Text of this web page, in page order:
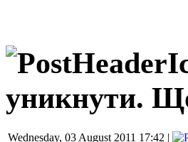
уникнути.
Wednesday, 03 August 2011 17:42 |